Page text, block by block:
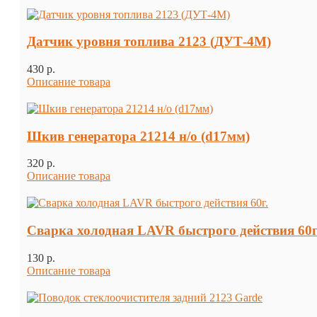
Датчик уровня топлива 2123 (ДУТ-4М)
430 p.
Описание товара
Шкив генератора 21214 н/о (d17мм)
320 p.
Описание товара
Сварка холодная LAVR быстрого действия
130 p.
Описание товара